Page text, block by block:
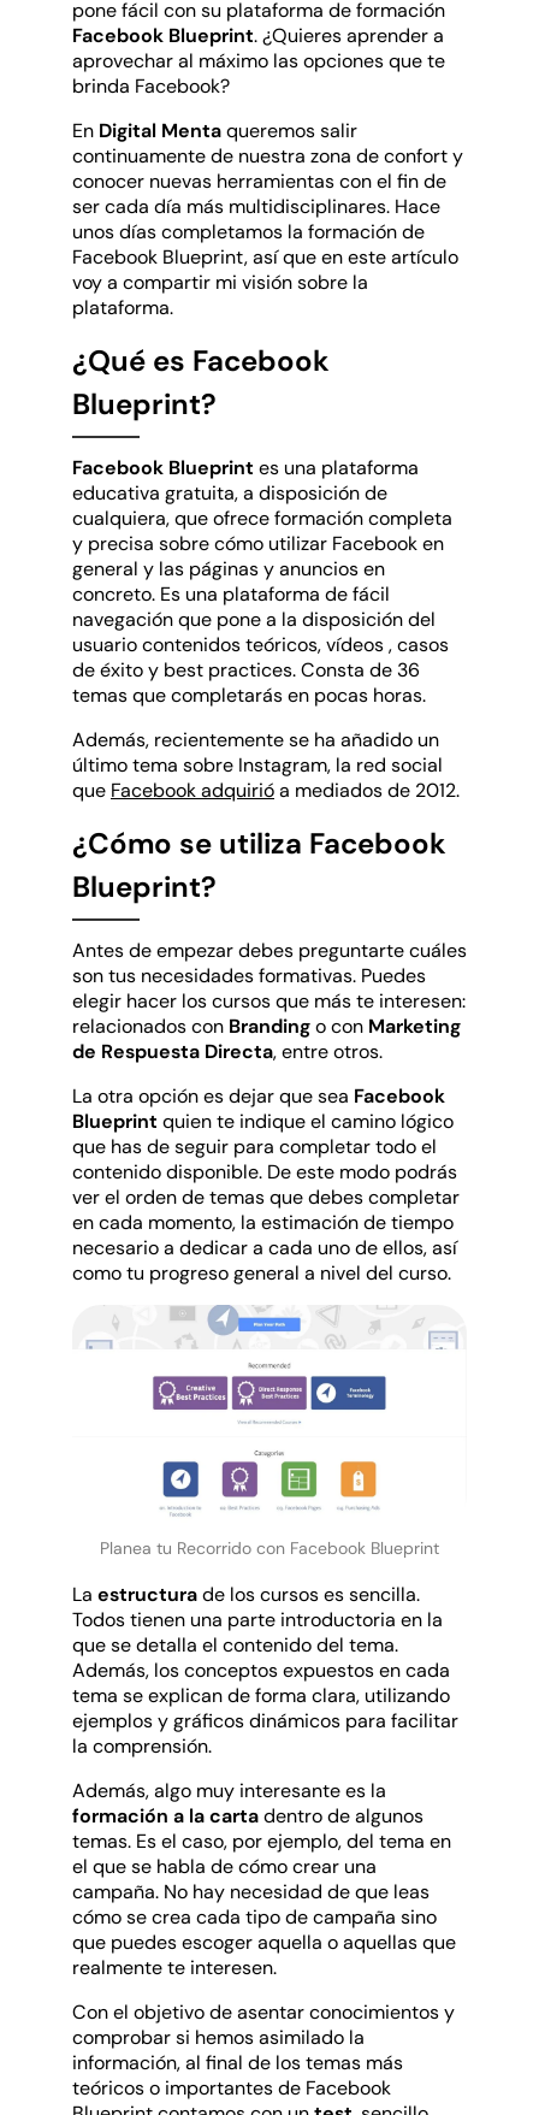
pone fácil con su plataforma de formación
Facebook Blueprint. ¿Quieres aprender a
aprovechar al máximo las opciones que te
brinda Facebook?
En Digital Mentaqueremos salir
continuamente de nuestra zona de confort y
conocer nuevas herramientas con el fin de
ser cada día más multidisciplinares. Hace
unos días completamos la formación de
Facebook Blueprint, así que en este artículo
voy a compartir mi visión sobre la
plataforma.
¿Qué es Facebook
Blueprint?
Facebook Blueprint es una plataforma
educativa gratuita, a disposición de
cualquiera, que ofrece formación completa
y precisa sobre cómo utilizar Facebook en
general y las páginas y anuncios en
concreto. Es una plataforma de fácil
navegación que pone a la disposición del
usuario contenidos teóricos, vídeos , casos
de éxito y best practices. Consta de 36
temas que completarás en pocas horas.
Además, recientemente se ha añadido un
último tema sobre Instagram, la red social
que Facebook adquirióa mediados de 2012.
¿Cómo se utiliza Facebook
Blueprint?
Antes de empezar debes preguntarte cuáles
son tus necesidades formativas. Puedes
elegir hacer los cursos que más te interesen:
relacionados con Brandingo con Marketing
de Respuesta Directa, entre otros.
La otra opción es dejar que sea Facebook
Blueprint quien te indique el camino lógico
que has de seguir para completar todo el
contenido disponible. De este modo podrás
ver el orden de temas que debes completar
en cada momento, la estimación de tiempo
necesario a dedicar a cada uno de ellos, así
como tu progreso general a nivel del curso.
Planea tu Recorrido con Facebook Blueprint
La estructurade los cursos es sencilla.
Todos tienen una parte introductoria en la
que se detalla el contenido del tema.
Además, los conceptos expuestos en cada
tema se explican de forma clara, utilizando
ejemplos y gráficos dinámicos para facilitar
la comprensión.
Además, algo muy interesante es la
formación a la cartadentro de algunos
temas. Es el caso, por ejemplo, del tema en
el que se habla de cómo crear una
campaña. No hay necesidad de que leas
cómo se crea cada tipo de campaña sino
que puedes escoger aquella o aquellas que
realmente te interesen.
Con el objetivo de asentar conocimientos y
comprobar si hemos asimilado la
información, al final de los temas más
teóricos o importantes de Facebook